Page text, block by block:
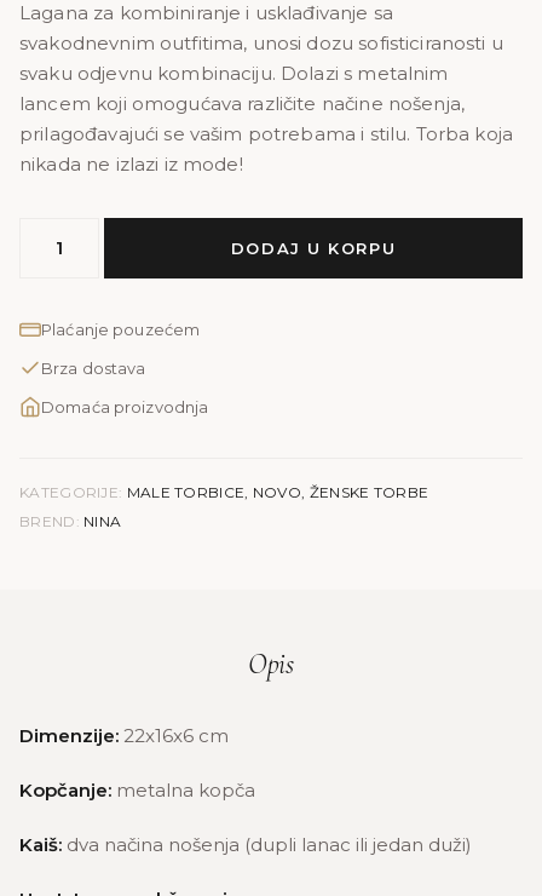
Lagana za kombiniranje i usklađivanje sa
svakodnevnim outfitima, unosi dozu sofisticiranosti u
svaku odjevnu kombinaciju. Dolazi s metalnim
lancem koji omogućava različite načine nošenja,
prilagođavajući se vašim potrebama i stilu. Torba koja
nikada ne izlazi iz mode!
NINA
puder
količina
DODAJ U KORPU
Plaćanje pouzećem
Brza dostava
Domaća proizvodnja
KATEGORIJE: MALE TORBICE, NOVO, ŽENSKE TORBE
BREND: NINA
Opis
Dimenzije: 22x16x6 cm
Kopčanje: metalna kopča
Kaiš: dva načina nošenja (dupli lanac ili jedan duži)